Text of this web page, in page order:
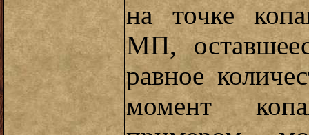
на точке
МП,
равное
момент